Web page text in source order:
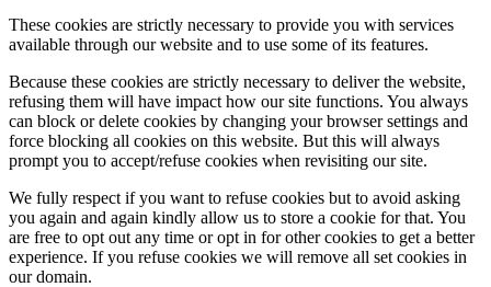
These cookies are strictly necessary to provide you with services
available through our website and to use some of its features.
Because these cookies are strictly necessary to deliver the website,
refusing them will have impact how our site functions. You always
can block or delete cookies by changing your browser settings and
force blocking all cookies on this website. But this will always
prompt you to accept/refuse cookies when revisiting our site.
We fully respect if you want to refuse cookies but to avoid asking
you again and again kindly allow us to store a cookie for that. You
are free to opt out any time or opt in for other cookies to get a better
experience. If you refuse cookies we will remove all set cookies in
our domain.